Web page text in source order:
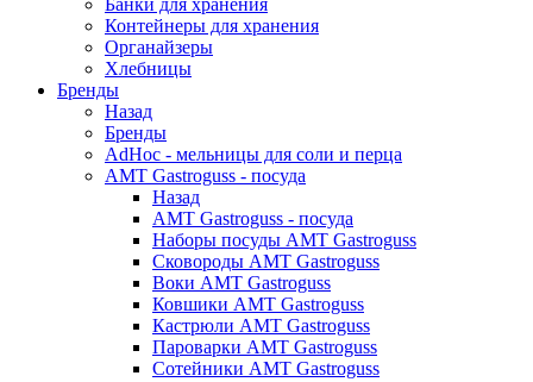
Банки для хранения
Контейнеры для хранения
Органайзеры
Хлебницы
Бренды
Назад
Бренды
AdHoc - мельницы для соли и перца
AMT Gastroguss - посуда
Назад
AMT Gastroguss - посуда
Наборы посуды AMT Gastroguss
Сковороды AMT Gastroguss
Воки AMT Gastroguss
Ковшики AMT Gastroguss
Кастрюли AMT Gastroguss
Пароварки AMT Gastroguss
Сотейники AMT Gastroguss